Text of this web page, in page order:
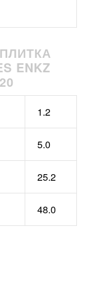
ПЛИТКА
ENKZ
1.2
5.0
25.2
48.0